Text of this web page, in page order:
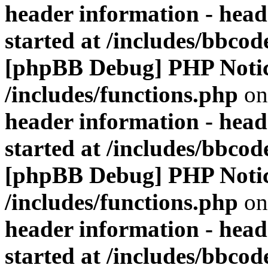
header information -
started at /includes/
[phpBB Debug] PHP
/includes/functions.php
header information -
started at /includes/
[phpBB Debug] PHP
/includes/functions.php
header information -
started at /includes/